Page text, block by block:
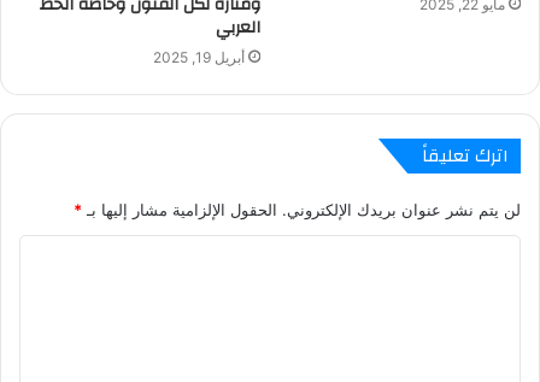
مايو 22, 2025
العربي
أبريل 19, 2025
اترك تعليقاً
لن يتم نشر عنوان بريدك الإلكتروني. الحقول الإلزامية مشار إليها بـ *